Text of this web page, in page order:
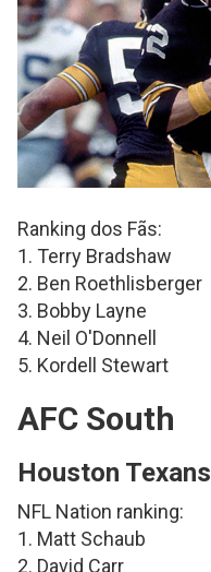
Ranking dos Fãs:
1. Terry Bradshaw
2. Ben Roethlisberger
3. Bobby Layne
4. Neil O'Donnell
5. Kordell Stewart
AFC South
Houston Texans
NFL Nation ranking:
1. Matt Schaub
2. David Carr